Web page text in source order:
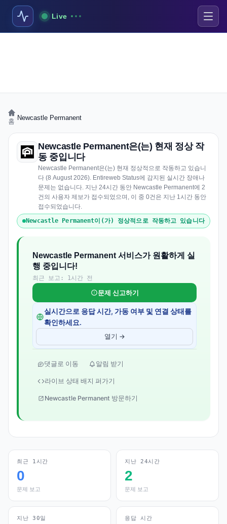
Live
홈 Newcastle Permanent
Newcastle Permanent은(는) 현재 정상 작
동 중입니다
Newcastle Permanent은(는) 현재 정상적으로 작동하고 있습니
다 (8 August 2026). Entireweb Status에 감지된 실시간 장애나
문제는 없습니다. 지난 24시간 동안 Newcastle Permanent에 2
건의 사용자 제보가 접수되었으며, 이 중 0건은 지난 1시간 동안
접수되었습니다.
Newcastle Permanent이(가) 정상적으로 작동하고 있습니다
Newcastle Permanent 서비스가 원활하게 실
행 중입니다!
최근 보고: 1시간 전
문제 신고하기
실시간으로 응답 시간, 가동 여부 및 연결 상태를
확인하세요.
열기 →
댓글로 이동 알림 받기
라이브 상태 배지 퍼가기
Newcastle Permanent 방문하기
최근 1시간
0
문제 보고
지난 24시간
2
문제 보고
지난 30일 응답 시간